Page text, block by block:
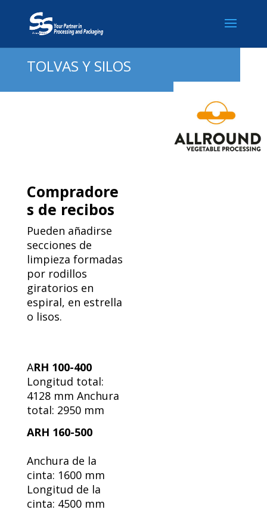
TOLVAS Y SILOS
Compradore
s de recibos
Pueden añadirse
secciones de
limpieza formadas
por rodillos
giratorios en
espiral, en estrella
o lisos.
ARH 100-400
Longitud total:
4128 mm Anchura
total: 2950 mm
ARH 160-500
Anchura de la
cinta: 1600 mm
Longitud de la
cinta: 4500 mm